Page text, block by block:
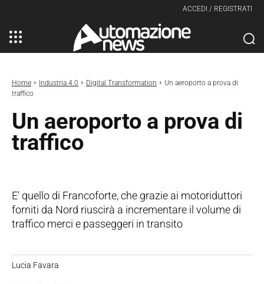
ACCEDI / REGISTRATI
Home Industria 4.0 Digital Transformation
Un aeroporto a prova di
traffico
Un aeroporto a prova di
traffico
E' quello di Francoforte, che grazie ai motoriduttori
forniti da Nord riuscirà a incrementare il volume di
traffico merci e passeggeri in transito
Lucia Favara